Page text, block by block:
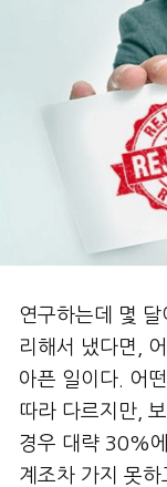
연구하는데 몇
리해서 냈다면,
아픈 일이다. 어
따라 다르지만,
경우 대략 30%
계조차 가지 못